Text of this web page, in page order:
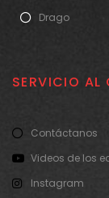
Drago
SERVICIO AL
Contáctanos
Videos de los
Instagram